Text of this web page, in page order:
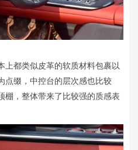
上都类似皮革的软质材料包裹以
点缀，中控台的层次感也比较
棚，整体带来了比较强的质感表